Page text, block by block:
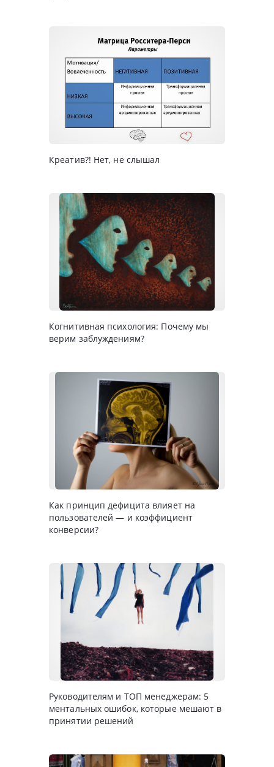
Креатив?! Нет, не слышал
Когнитивная психология: Почему мы
верим заблуждениям?
Как принцип дефицита влияет на
пользователей — и коэффициент
конверсии?
Руководителям и ТОП менеджерам: 5
ментальных ошибок, которые мешают в
принятии решений